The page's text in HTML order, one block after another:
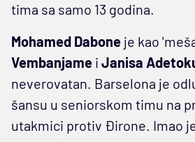
tima sa samo 13 godina.
Mohamed Dabone je kao
Vembanjame i Janisa
neverovatan. Barselona je
šansu u seniorskom timu na
utakmici protiv Đirone. Imao